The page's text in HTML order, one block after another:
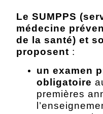
Le SUMPPS
médecine
de la santé) et
proposent :
un examen
obligatoire
premières